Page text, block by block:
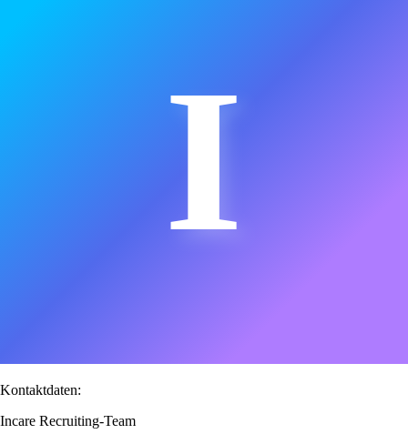
I
Kontaktdaten:
Incare Recruiting-Team